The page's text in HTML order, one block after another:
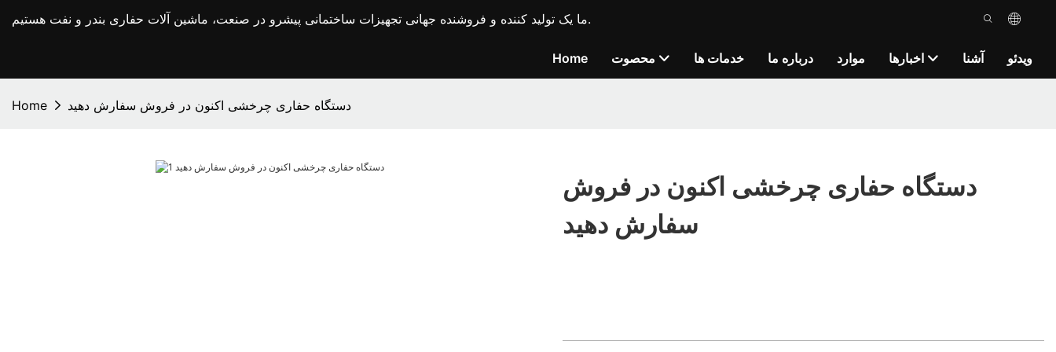
ما یک تولید کننده و فروشنده جهانی تجهیزات ساختمانی پیشرو در صنعت، ماشین آلات حفاری بندر و نفت هستیم.
Home محصوت خدمات ها درباره ما موارد اخبارها آشنا ویدئو
Home دستگاه حفاری چرخشی اکنون در فروش سفارش دهید
دستگاه حفاری چرخشی اکنون در فروش
سفارش دهید